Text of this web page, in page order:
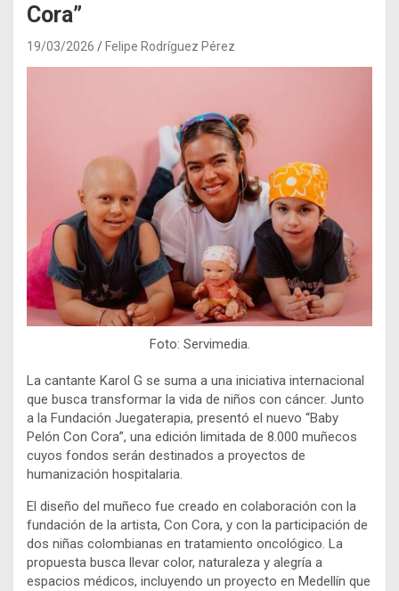
Cora”
19/03/2026 Felipe Rodríguez Pérez
Foto: Servimedia.
La cantante Karol G se suma a una iniciativa internacional
que busca transformar la vida de niños con cáncer. Junto
a la Fundación Juegaterapia, presentó el nuevo “Baby
Pelón Con Cora”, una edición limitada de 8.000 muñecos
cuyos fondos serán destinados a proyectos de
humanización hospitalaria.
El diseño del muñeco fue creado en colaboración con la
fundación de la artista, Con Cora, y con la participación de
dos niñas colombianas en tratamiento oncológico. La
propuesta busca llevar color, naturaleza y alegría a
espacios médicos, incluyendo un proyecto en Medellín que